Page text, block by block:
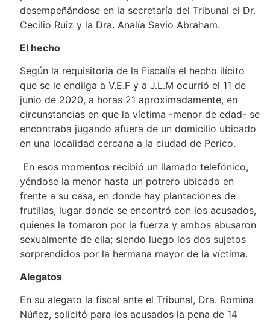
desempeñándose en la secretaría del Tribunal el Dr.
Cecilio Ruiz y la Dra. Analía Savio Abraham.
El hecho
Según la requisitoria de la Fiscalía el hecho ilícito
que se le endilga a V.E.F y a J.L.M ocurrió el 11 de
junio de 2020, a horas 21 aproximadamente, en
circunstancias en que la víctima -menor de edad- se
encontraba jugando afuera de un domicilio ubicado
en una localidad cercana a la ciudad de Perico.
En esos momentos recibió un llamado telefónico,
yéndose la menor hasta un potrero ubicado en
frente a su casa, en donde hay plantaciones de
frutillas, lugar donde se encontró con los acusados,
quienes la tomaron por la fuerza y ambos abusaron
sexualmente de ella; siendo luego los dos sujetos
sorprendidos por la hermana mayor de la víctima.
Alegatos
En su alegato la fiscal ante el Tribunal, Dra. Romina
Núñez, solicitó para los acusados la pena de 14